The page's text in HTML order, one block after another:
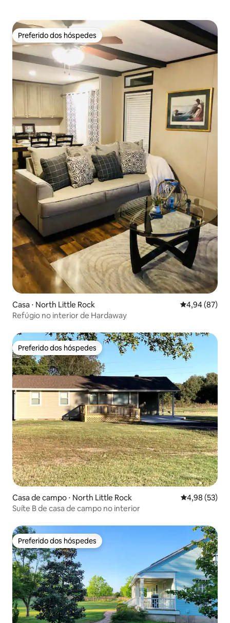
Preferido dos hóspedes
Preferido dos hóspedes
Casa ⋅ North Little Rock 4,94 de uma
4,94 (87)
Refúgio no interior de Hardaway
Preferido dos hóspedes
Preferido dos hóspedes
Casa de campo ⋅ North Little Rock 4,98 de uma
4,98 (53)
Suíte B de casa de campo no interior
Preferido dos hóspedes
Preferido dos hóspedes